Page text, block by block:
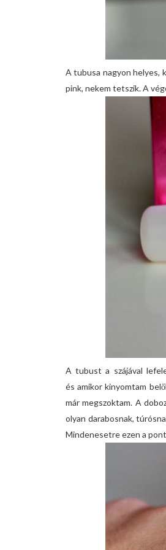
A tubusa nagyon helyes,
pink, nekem tetszik. A
A tubust a szájával
és amikor kinyomtam
már megszoktam. A
olyan darabosnak,
Mindenesetre ezen a